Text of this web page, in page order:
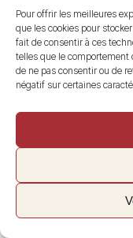
Pour offrir les meilleures
que les cookies pour
fait de consentir à ces
telles que le comportement
de ne pas consentir ou de
négatif sur certaines
La mention «
Fromage
autre indication
fermière du
producteurs
fromage de
affiné par un
Article 14
Par dérogation
alinéa de